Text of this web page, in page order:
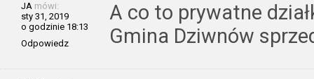
JA mówi:
sty 31, 2019
o godzinie 18:13
Odpowiedz
A co to prywatne
Gmina Dziwnów